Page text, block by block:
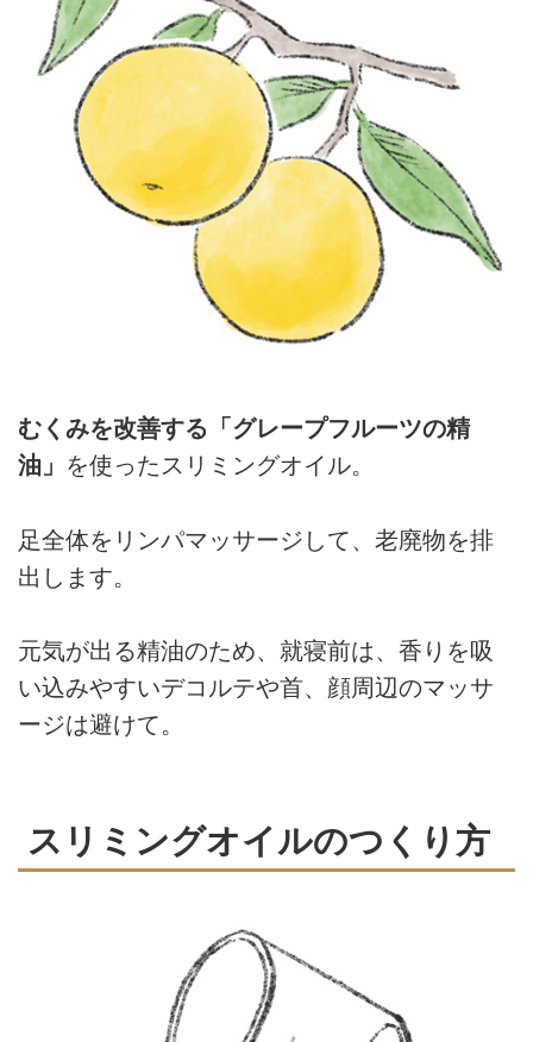
むくみを改善する「グレープフルーツの精
油」 を使ったスリミングオイル。
足全体をリンパマッサージして、老廃物を排
出します。
元気が出る精油のため、就寝前は、香りを吸
い込みやすいデコルテや首、顔周辺のマッサ
ージは避けて。
スリミングオイルのつくり方